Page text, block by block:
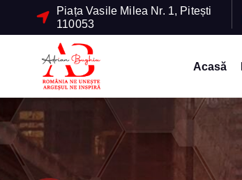
c
o
Piața Vasile Milea Nr. 1, Pitești
110053
Vicepreşedinte Consiliul Judeţean Argeş
Acasă